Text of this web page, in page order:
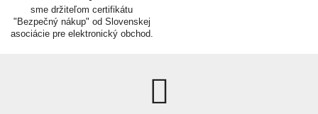
sme držiteľom certifikátu
"Bezpečný nákup" od Slovenskej
asociácie pre elektronický obchod.